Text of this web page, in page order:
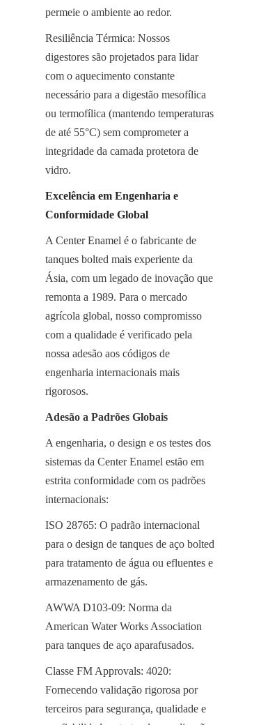
permeie o ambiente ao redor.
Resiliência Térmica: Nossos
digestores são projetados para lidar
com o aquecimento constante
necessário para a digestão mesofílica
ou termofílica (mantendo temperaturas
de até 55°C) sem comprometer a
integridade da camada protetora de
vidro.
Excelência em Engenharia e
Conformidade Global
A Center Enamel é o fabricante de
tanques bolted mais experiente da
Ásia, com um legado de inovação que
remonta a 1989. Para o mercado
agrícola global, nosso compromisso
com a qualidade é verificado pela
nossa adesão aos códigos de
engenharia internacionais mais
rigorosos.
Adesão a Padrões Globais
A engenharia, o design e os testes dos
sistemas da Center Enamel estão em
estrita conformidade com os padrões
internacionais:
ISO 28765: O padrão internacional
para o design de tanques de aço bolted
para tratamento de água ou efluentes e
armazenamento de gás.
AWWA D103-09: Norma da
American Water Works Association
para tanques de aço aparafusados.
Classe FM Approvals: 4020:
Fornecendo validação rigorosa por
terceiros para segurança, qualidade e